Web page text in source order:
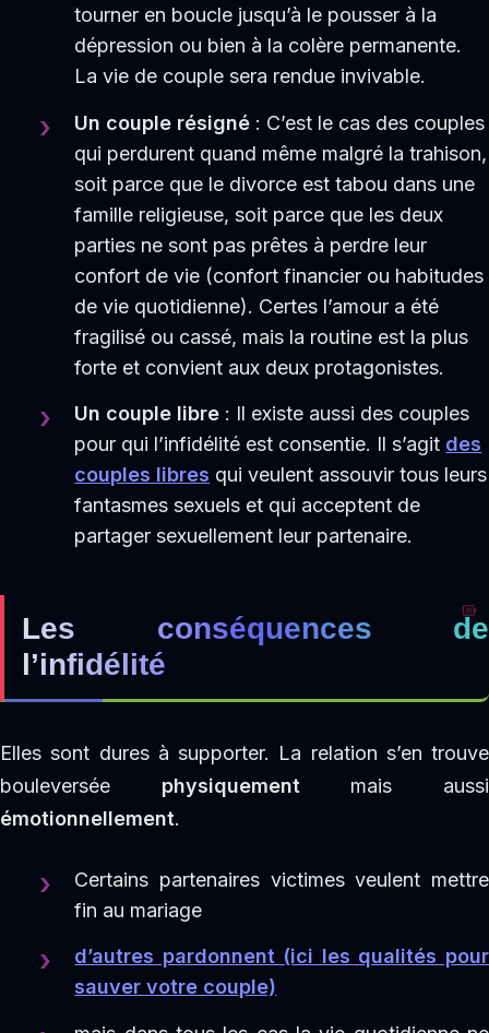
tourner en boucle jusqu’à le pousser à la
dépression ou bien à la colère permanente.
La vie de couple sera rendue invivable.
Un couple résigné : C’est le cas des couples
qui perdurent quand même malgré la trahison,
soit parce que le divorce est tabou dans une
famille religieuse, soit parce que les deux
parties ne sont pas prêtes à perdre leur
confort de vie (confort financier ou habitudes
de vie quotidienne). Certes l’amour a été
fragilisé ou cassé, mais la routine est la plus
forte et convient aux deux protagonistes.
Un couple libre : Il existe aussi des couples
pour qui l’infidélité est consentie. Il s’agit des
couples libres qui veulent assouvir tous leurs
fantasmes sexuels et qui acceptent de
partager sexuellement leur partenaire.
Les conséquences de
l’infidélité
Elles sont dures à supporter. La relation s’en trouve
bouleversée physiquement mais aussi
émotionnellement.
Certains partenaires victimes veulent mettre
fin au mariage
d’autres pardonnent (ici les qualités pour
sauver votre couple)